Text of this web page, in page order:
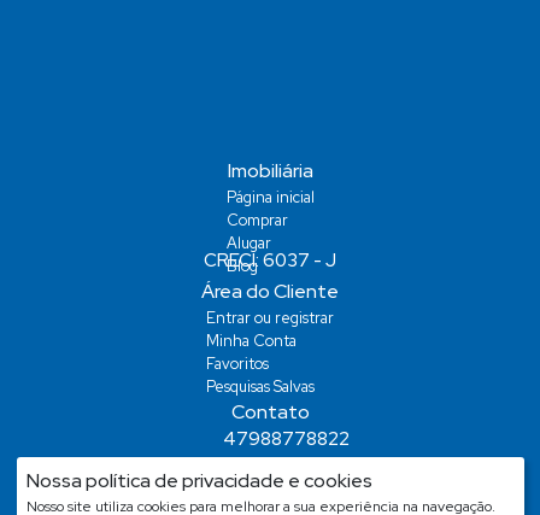
Nossa política de privacidade e cookies
Nosso site utiliza cookies para melhorar a sua experiência na navegação.
Imobiliária
Página inicial
Comprar
Alugar
Blog
Área do Cliente
Entrar ou registrar
Minha Conta
Favoritos
Pesquisas Salvas
Contato
47988778822
demiansm@hotmail.com